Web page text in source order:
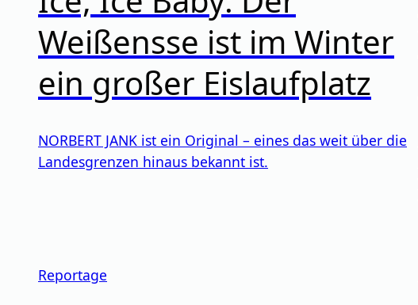
Weißensse ist im Winter
ein großer Eislaufplatz
NORBERT JANK ist ein Original – eines das weit über die
Landesgrenzen hinaus bekannt ist.
Reportage